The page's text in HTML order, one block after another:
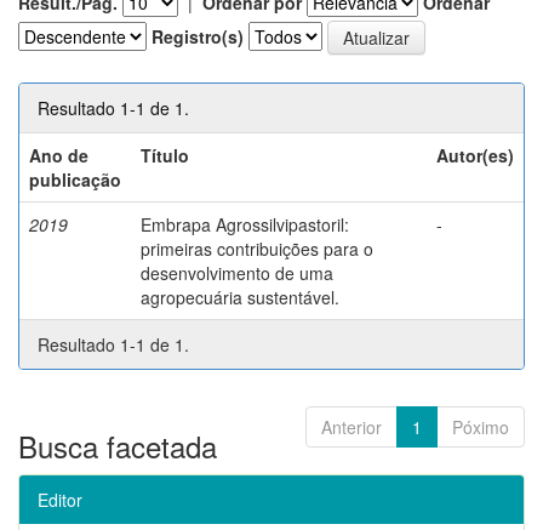
Registro(s)
Resultado 1-1 de 1.
Ano de
publicação
Título Autor(es)
2019
Embrapa Agrossilvipastoril:
primeiras contribuições para o
desenvolvimento de uma
agropecuária sustentável.
-
Resultado 1-1 de 1.
Anterior 1 Póximo
Busca facetada
Editor